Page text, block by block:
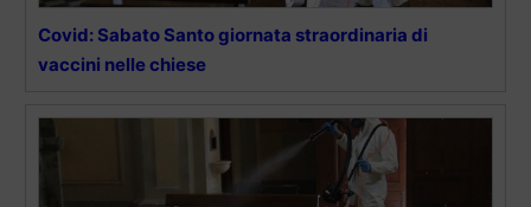
Covid: Sabato Santo giornata straordinaria di
vaccini nelle chiese